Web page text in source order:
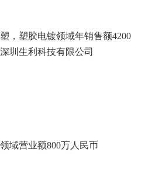
，塑胶电镀领域年销售额4200
圳生利科技有限公司
域营业额800万人民币